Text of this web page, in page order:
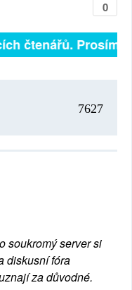
0
čtenářů. Prosíme,
7627
soukromý server si
diskusní fóra
za důvodné.